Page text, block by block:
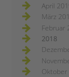
April
März
Februar
2018
Oktober